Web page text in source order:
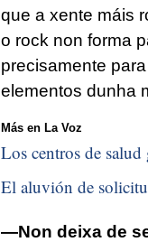
que a xente máis
o rock non forma
precisamente
elementos dunha
Más en La Voz
Los centros de salud
El aluvión de
—Non deixa de